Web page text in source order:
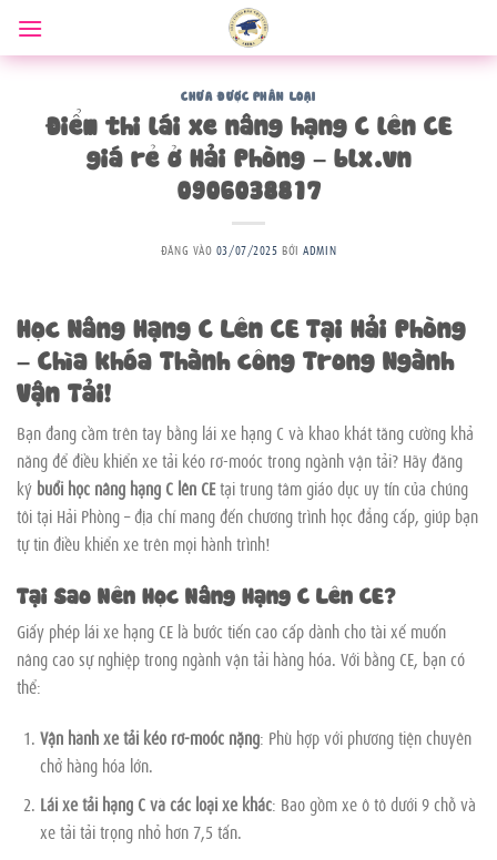
qua
nội
CHƯA ĐƯỢC PHÂN LOẠI
Điểm thi lái xe nâng hạng C lên CE
giá rẻ ở Hải Phòng – blx.vn
0906038817
ĐĂNG VÀO 03/07/2025 BỞIADMIN
Học Nâng Hạng C Lên CE Tại Hải Phòng
– Chìa khóa Thành công Trong Ngành
Vận Tải!
Bạn đang cầm trên tay bằng lái xe hạng C và khao khát tăng cường khả
năng để điều khiển xe tải kéo rơ-moóc trong ngành vận tải? Hãy đăng
ký buổi học nâng hạng C lên CEtại trung tâm giáo dục uy tín của chúng
tôi tại Hải Phòng – địa chỉ mang đến chương trình học đẳng cấp, giúp bạn
tự tin điều khiển xe trên mọi hành trình!
Tại Sao Nên Học Nâng Hạng C Lên CE?
Giấy phép lái xe hạng CE là bước tiến cao cấp dành cho tài xế muốn
nâng cao sự nghiệp trong ngành vận tải hàng hóa. Với bằng CE, bạn có
thể:
Vận hành xe tải kéo rơ-moóc nặng: Phù hợp với phương tiện chuyên
chở hàng hóa lớn.
Lái xe tải hạng C và các loại xe khác: Bao gồm xe ô tô dưới 9 chỗ và
xe tải tải trọng nhỏ hơn 7,5 tấn.